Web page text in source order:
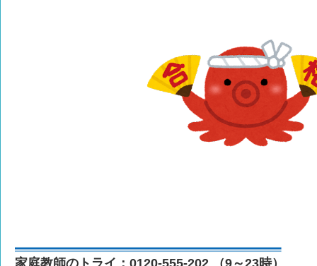
家庭教師のトライ：0120-555-202 （9～23時）